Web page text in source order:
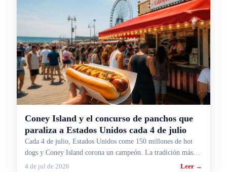
Coney Island y el concurso de panchos que
paraliza a Estados Unidos cada 4 de julio
Cada 4 de julio, Estados Unidos come 150 millones de hot
dogs y Coney Island corona un campeón. La tradición más
rara y más gringa, contada para argentinos.
4 de jul de 2026 Leer →